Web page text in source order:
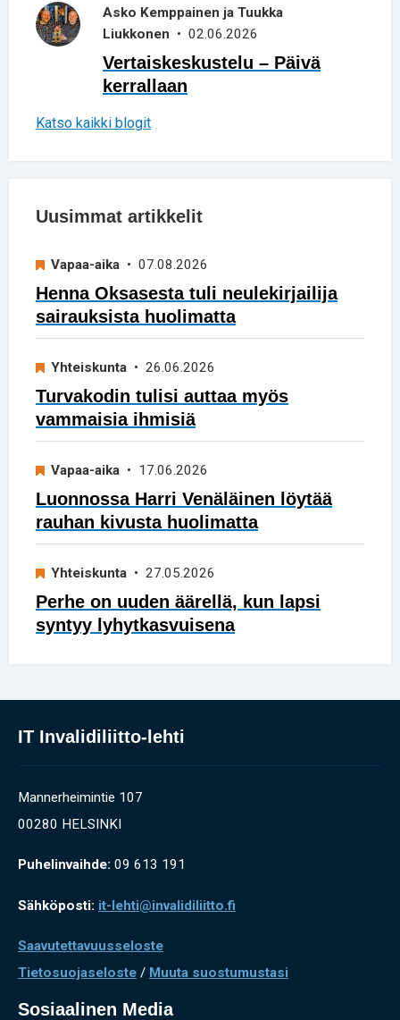
Asko Kemppainen ja Tuukka
Liukkonen • 02.06.2026
Vertaiskeskustelu – Päivä
kerrallaan
Katso kaikki blogit
Uusimmat artikkelit
Vapaa-aika • 07.08.2026
Henna Oksasesta tuli neulekirjailija
sairauksista huolimatta
Yhteiskunta • 26.06.2026
Turvakodin tulisi auttaa myös
vammaisia ihmisiä
Vapaa-aika • 17.06.2026
Luonnossa Harri Venäläinen löytää
rauhan kivusta huolimatta
Yhteiskunta • 27.05.2026
Perhe on uuden äärellä, kun lapsi
syntyy lyhytkasvuisena
IT Invalidiliitto-lehti
Mannerheimintie 107
00280 HELSINKI
Puhelinvaihde: 09 613 191
Sähköposti: it-lehti@invalidiliitto.fi
Saavutettavuusseloste
Tietosuojaseloste / Muuta suostumustasi
Sosiaalinen Media